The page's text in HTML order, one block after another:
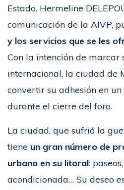
Estado. Hermeline
comunicación de la AIVP,
y los servicios que se les
Con la intención de
internacional, la ciudad de
convertir su adhesión en
durante el cierre del foro.
La ciudad, que sufrió la
tiene un gran número de
urbano en su litoral:
acondicionada… Su deseo